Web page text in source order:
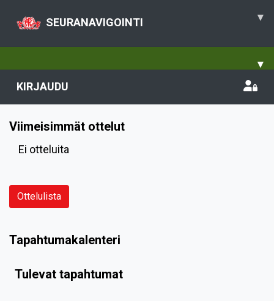
SEURANAVIGOINTI ▾
▾
KIRJAUDU
Viimeisimmät ottelut
Ei otteluita
Ottelulista
Tapahtumakalenteri
Tulevat tapahtumat